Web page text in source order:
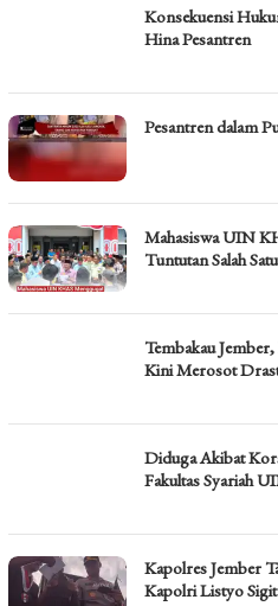
Konsekuensi
Hina Pesantren
Pesantren dalam
Mahasiswa UIN
Tuntutan Salah
Tembakau
Kini Merosot
Diduga Akibat
Fakultas Syariah
Kapolres Jember
Kapolri Listyo Sigit